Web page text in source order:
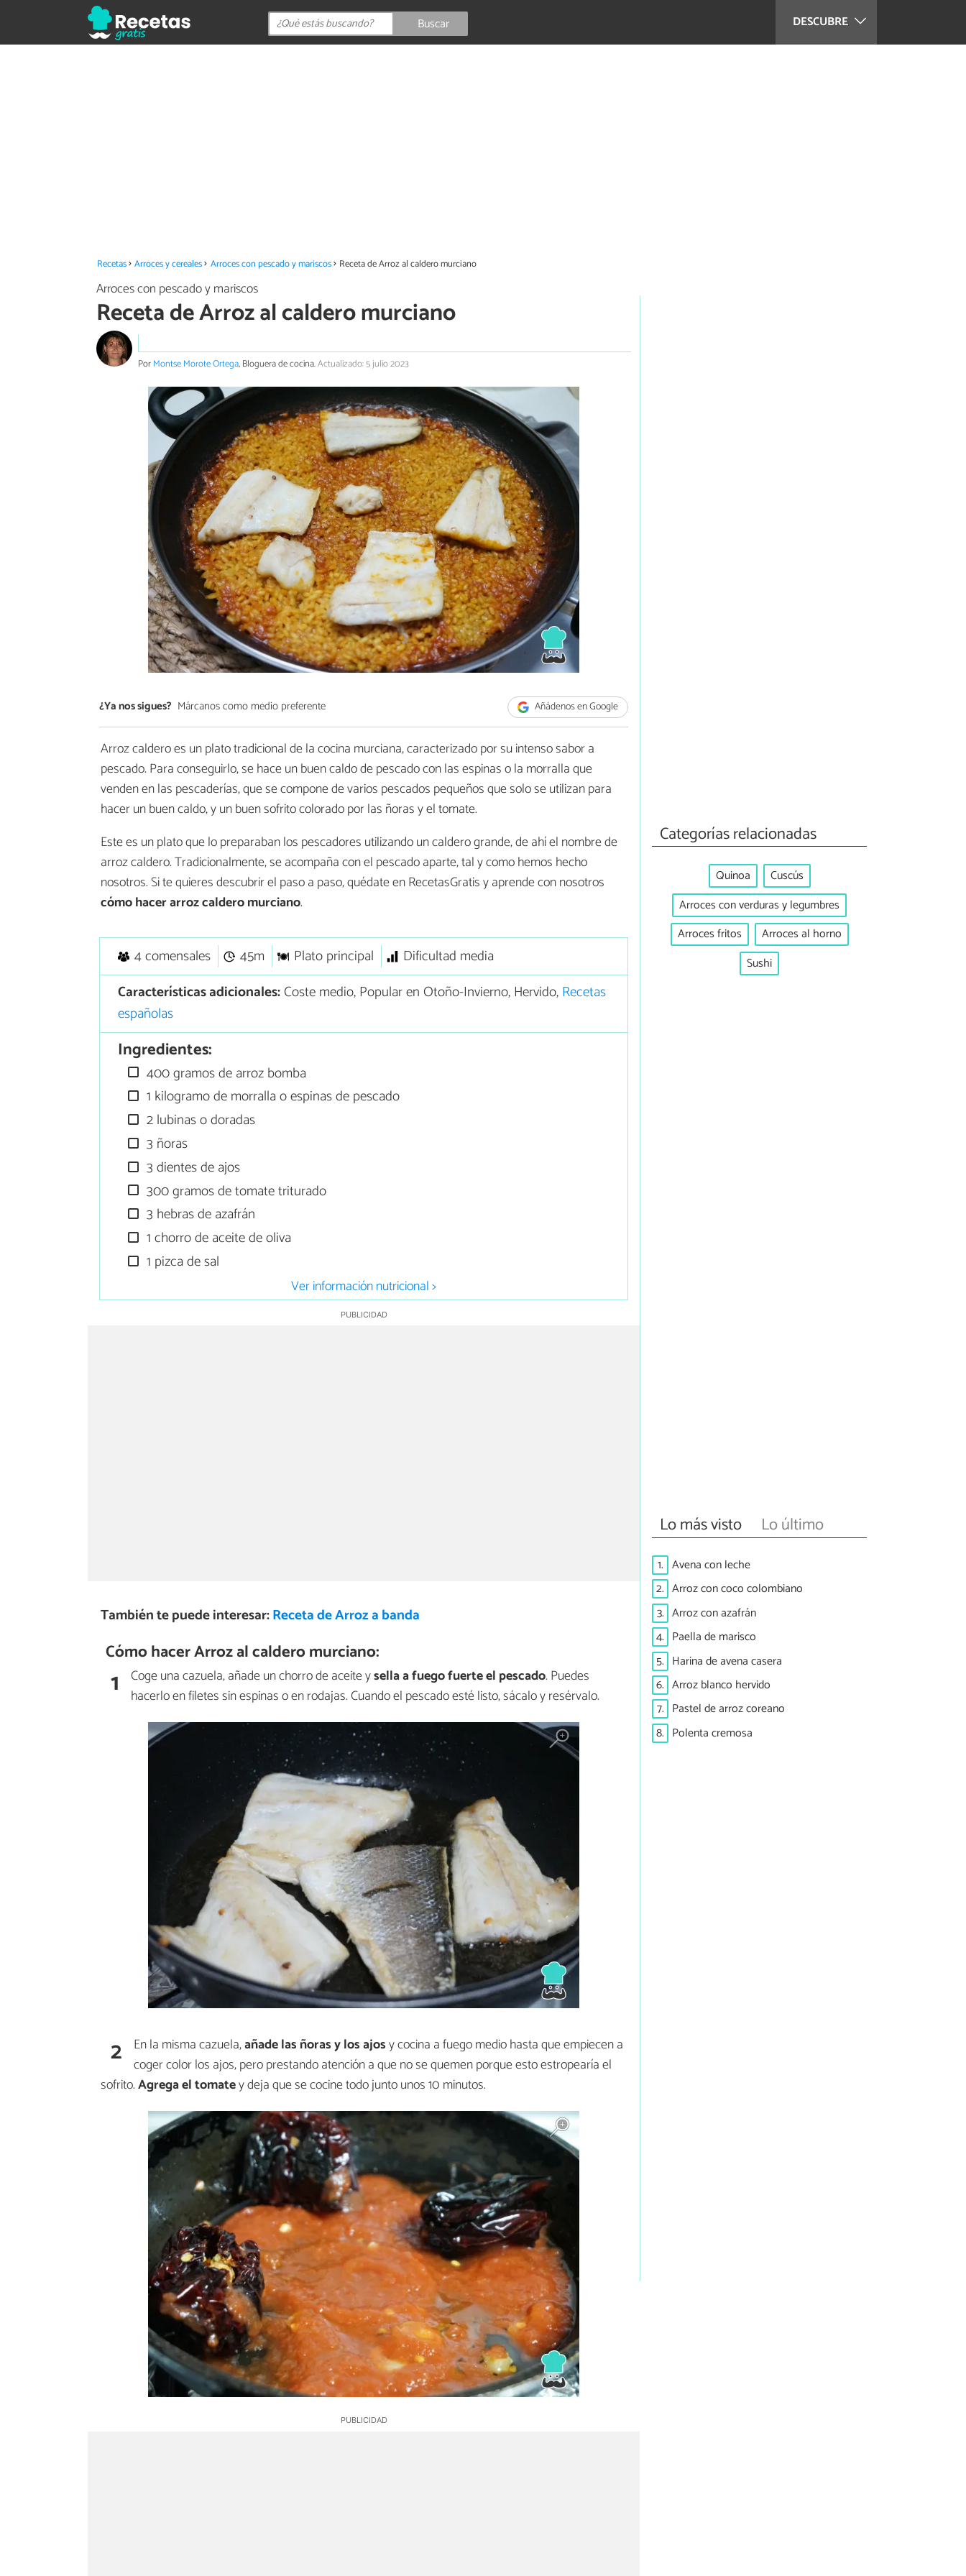
DESCUBRE
Buscar
Recetas Arroces y cereales Arroces con pescado y mariscos Receta de Arroz al caldero murciano
Arroces con pescado y mariscos
Receta de Arroz al caldero murciano
PorMontse Morote Ortega, Bloguera de cocina.Actualizado: 5 julio 2023
¿Ya nos sigues? Márcanos como medio preferente Añádenos en Google
Arroz caldero es un plato tradicional de la cocina murciana, caracterizado por su intenso sabor a
pescado. Para conseguirlo, se hace un buen caldo de pescado con las espinas o la morralla que
venden en las pescaderías, que se compone de varios pescados pequeños que solo se utilizan para
hacer un buen caldo, y un buen sofrito colorado por las ñoras y el tomate.
Este es un plato que lo preparaban los pescadores utilizando un caldero grande, de ahí el nombre de
arroz caldero. Tradicionalmente, se acompaña con el pescado aparte, tal y como hemos hecho
nosotros. Si te quieres descubrir el paso a paso, quédate en RecetasGratis y aprende con nosotros
cómo hacer arroz caldero murciano.
4 comensales 45m Plato principal
Dificultad media
Características adicionales:Coste medio, Popular en Otoño-Invierno, Hervido,Recetas
españolas
Ingredientes:
400 gramos de arroz bomba
1 kilogramo de morralla o espinas de pescado
2 lubinas o doradas
3 ñoras
3 dientes de ajos
300 gramos de tomate triturado
3 hebras de azafrán
1 chorro de aceite de oliva
1 pizca de sal
Ver información nutricional >
También te puede interesar:Receta de Arroz a banda
Cómo hacer Arroz al caldero murciano:
1 Coge una cazuela, añade un chorro de aceite ysella a fuego fuerte el pescado. Puedes
hacerlo en filetes sin espinas o en rodajas. Cuando el pescado esté listo, sácalo y resérvalo.
2 En la misma cazuela,añade las ñoras y los ajosy cocina a fuego medio hasta que empiecen a
coger color los ajos, pero prestando atención a que no se quemen porque esto estropearía el
sofrito.Agrega el tomatey deja que se cocine todo junto unos 10 minutos.
Categorías relacionadas
Quinoa
Cuscús
Arroces con verduras y legumbres
Arroces fritos
Arroces al horno
Sushi
Lo más visto Lo último
1. Avena con leche
2. Arroz con coco colombiano
3. Arroz con azafrán
4. Paella de marisco
5. Harina de avena casera
6. Arroz blanco hervido
7. Pastel de arroz coreano
8. Polenta cremosa